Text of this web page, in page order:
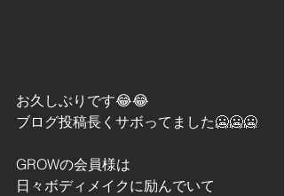
お久しぶりです😂😂
ブログ投稿長くサボってました🥶🥶🥶
GROWの会員様は
日々ボディメイクに励んでいて